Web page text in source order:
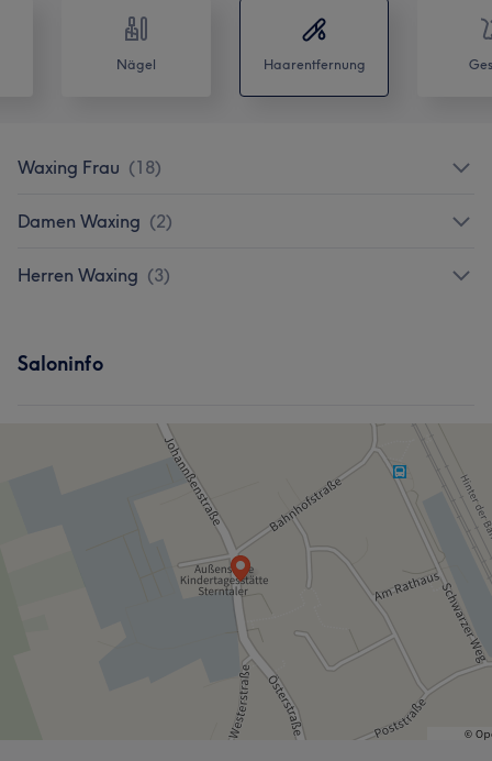
Nägel Haarentfernung
Waxing Frau (18)
Damen Waxing (2)
Herren Waxing (3)
Saloninfo